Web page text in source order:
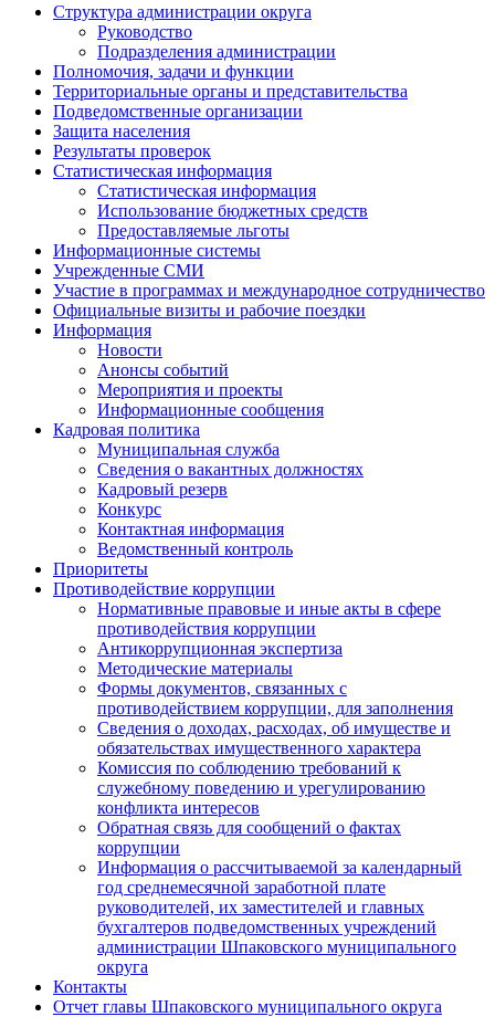
Структура администрации округа
Руководство
Подразделения администрации
Полномочия, задачи и функции
Территориальные органы и представительства
Подведомственные организации
Защита населения
Результаты проверок
Статистическая информация
Статистическая информация
Использование бюджетных средств
Предоставляемые льготы
Информационные системы
Учрежденные СМИ
Участие в программах и международное сотрудничество
Официальные визиты и рабочие поездки
Информация
Новости
Анонсы событий
Мероприятия и проекты
Информационные сообщения
Кадровая политика
Муниципальная служба
Сведения о вакантных должностях
Кадровый резерв
Конкурс
Контактная информация
Ведомственный контроль
Приоритеты
Противодействие коррупции
Нормативные правовые и иные акты в сфере
противодействия коррупции
Антикоррупционная экспертиза
Методические материалы
Формы документов, связанных с
противодействием коррупции, для заполнения
Сведения о доходах, расходах, об имуществе и
обязательствах имущественного характера
Комиссия по соблюдению требований к
служебному поведению и урегулированию
конфликта интересов
Обратная связь для сообщений о фактах
коррупции
Информация о рассчитываемой за календарный
год среднемесячной заработной плате
руководителей, их заместителей и главных
бухгалтеров подведомственных учреждений
администрации Шпаковского муниципального
округа
Контакты
Отчет главы Шпаковского муниципального округа